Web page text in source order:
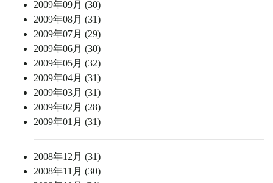
2009年09月 (30)
2009年08月 (31)
2009年07月 (29)
2009年06月 (30)
2009年05月 (32)
2009年04月 (31)
2009年03月 (31)
2009年02月 (28)
2009年01月 (31)
2008年12月 (31)
2008年11月 (30)